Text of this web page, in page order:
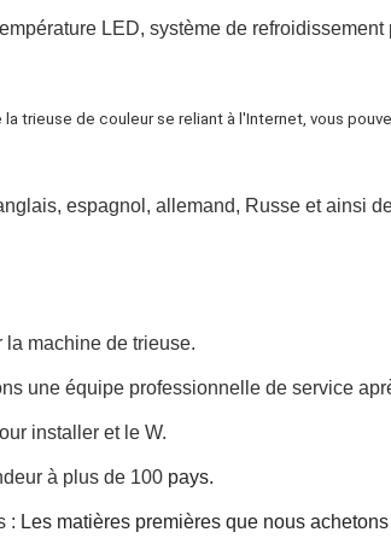
LED, système de
la trieuse de couleur se reliant à l'Internet, vous
espagnol, allemand, Russe et ainsi
machine de trieuse.
une équipe professionnelle de service
installer et le W.
à plus de 100 pays.
: Les matières premières que nous